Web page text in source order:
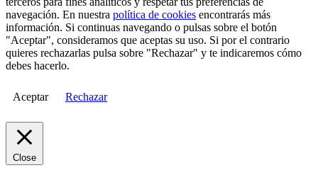
navegación. En nuestra política de cookies encontrarás más
información. Si continuas navegando o pulsas sobre el botón
"Aceptar", consideramos que aceptas su uso. Si por el contrario
quieres rechazarlas pulsa sobre "Rechazar" y te indicaremos cómo
debes hacerlo.
Aceptar Rechazar
Close